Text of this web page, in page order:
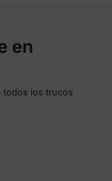
en
todos los trucos